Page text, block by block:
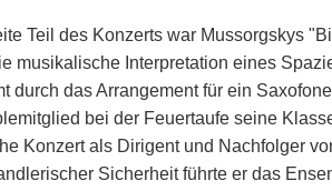
Teil des Konzerts war Mussorgskys
musikalische Interpretation eines
durch das Arrangement für ein
bei der Feuertaufe seine
Konzert als Dirigent und Nachfolger
Sicherheit führte er das